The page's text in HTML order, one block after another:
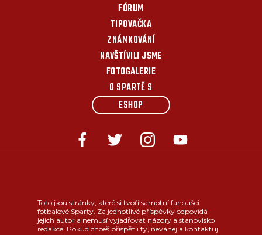
FÓRUM
TIPOVAČKA
ZNÁMKOVÁNÍ
NAVŠTÍVILI JSME
FOTOGALERIE
O SPARTĚ S
ESHOP
Toto jsou stránky, které si tvoří samotní fanoušci
fotbalové Sparty. Za jednotlivé příspěvky odpovídá
jejich autor a nemusí vyjadřovat názory a stanovisko
redakce. Pokud chceš přispět i ty, neváhej a kontaktuj